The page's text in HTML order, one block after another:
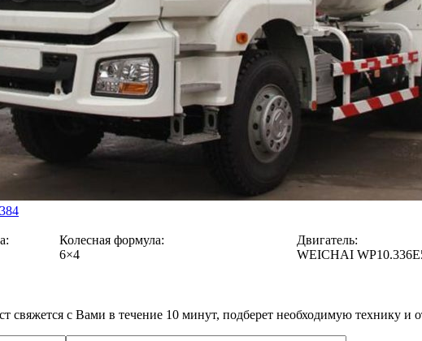
Колесная формула:
6×4
Двигатель:
WEICHAI
свяжется с Вами в течение 10 минут, подберет необходимую технику и